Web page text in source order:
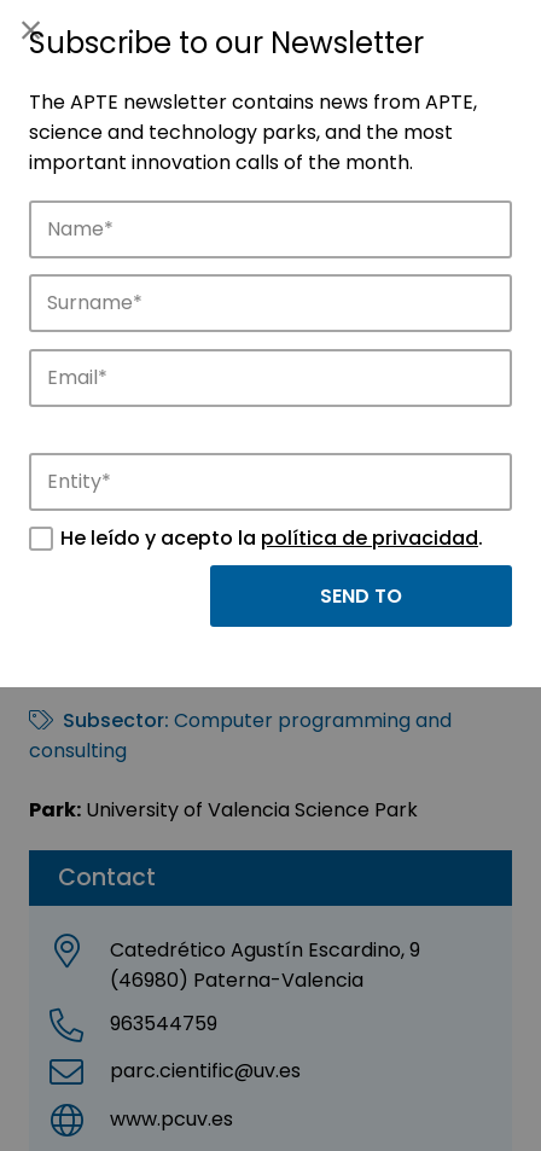
Companies
Discover the companies that drive
innovation in APTE’s parks.
Contact
Catedrético Agustín Escardino, 9
(46980) Paterna-Valencia
963544759
parc.cientific@uv.es
www.pcuv.es
Aintegra Limited
TELECOMMUNICATIONS
Subsector: Computer programming and
consulting
Park: University of Valencia Science Park
Subscribe to our Newsletter
The APTE newsletter contains news from APTE,
science and technology parks, and the most
important innovation calls of the month.
He leído y acepto la política de privacidad.